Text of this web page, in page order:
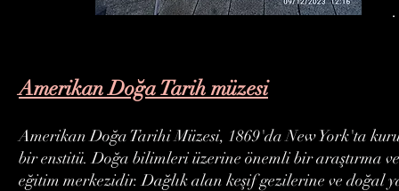
.
Amerikan Doğa Tarih müzesi
Amerikan Doğa Tarihi Müzesi, 1869'da New York'ta
bir enstitü. Doğa bilimleri üzerine önemli bir araştırma ve
eğitim merkezidir. Dağlık alan keşif gezilerine ve doğal